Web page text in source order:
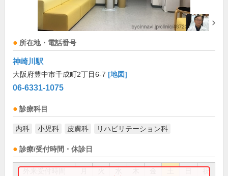
所在地・電話番号
神崎川駅
大阪府豊中市千成町2丁目6-7 [地図]
06-6331-1075
診療科目
内科 小児科 皮膚科 リハビリテーション科
診療/受付時間・休診日
祝